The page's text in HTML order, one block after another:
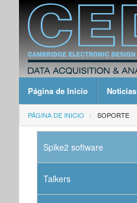
Página de Inicio Noticias
PÁGINA DE INICIO SOPORTE
Spike2 software
Talkers